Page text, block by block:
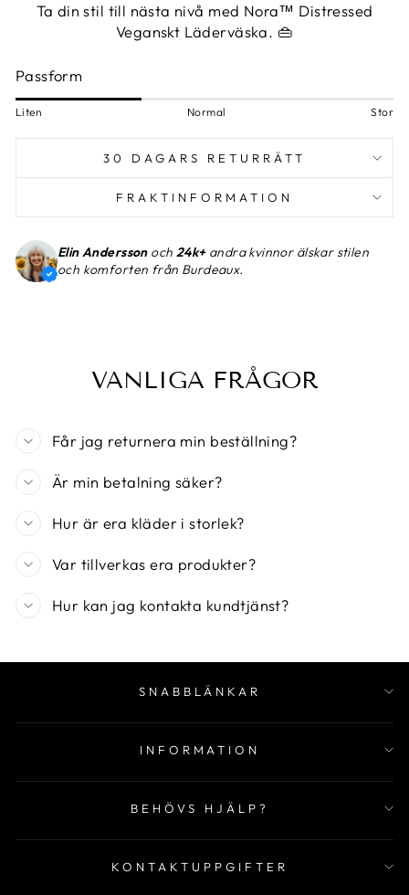
Ta din stil till nästa nivå med Nora™ Distressed
Veganskt Läderväska. 👜
Passform
Liten Normal Stor
30 DAGARS RETURRÄTT
FRAKTINFORMATION
Elin Anderssonoch 24k+andra kvinnor älskar stilen
och komforten från Burdeaux.
VANLIGA FRÅGOR
Får jag returnera min beställning?
Är min betalning säker?
Hur är era kläder i storlek?
Var tillverkas era produkter?
Hur kan jag kontakta kundtjänst?
SNABBLÄNKAR
INFORMATION
BEHÖVS HJÄLP?
KONTAKTUPPGIFTER